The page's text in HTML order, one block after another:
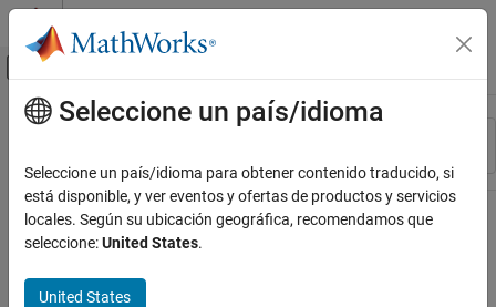
Saltar al contenido
Mostrar/ocultar menú de navegación
Recurso
Contenido principal
Seleccione un país/idioma
Seleccione un país/idioma para obtener contenido traducido, si
está disponible, y ver eventos y ofertas de productos y servicios
locales. Según su ubicación geográfica, recomendamos que
seleccione:United States.
United States